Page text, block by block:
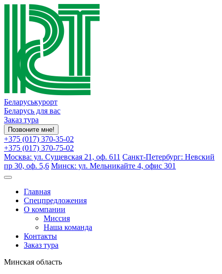
Беларуськурорт
Беларусь для вас
Заказ тура
Позвоните мне!
+375 (017) 370-35-02
+375 (017) 370-75-02
Москва: ул. Сущевская 21, оф. 611 Санкт-Петербург: Невский
пр 30, оф. 5,6 Минск: ул. Мельникайте 4, офис 301
Главная
Спецпредложения
О компании
Миссия
Наша команда
Контакты
Заказ тура
Минская область